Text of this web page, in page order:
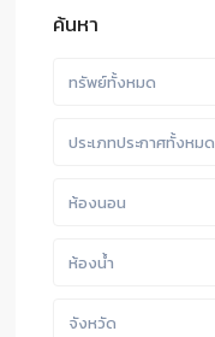
ค้นหา
ทรัพย์ทั้งหมด
ประเภทประกาศทั้งหมด
ห้องนอน
ห้องน้ำ
จังหวัด